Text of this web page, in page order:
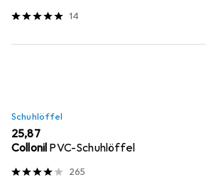
14
Schuhlöffel
EUR
25,87
Collonil PVC-Schuhlöffel
265